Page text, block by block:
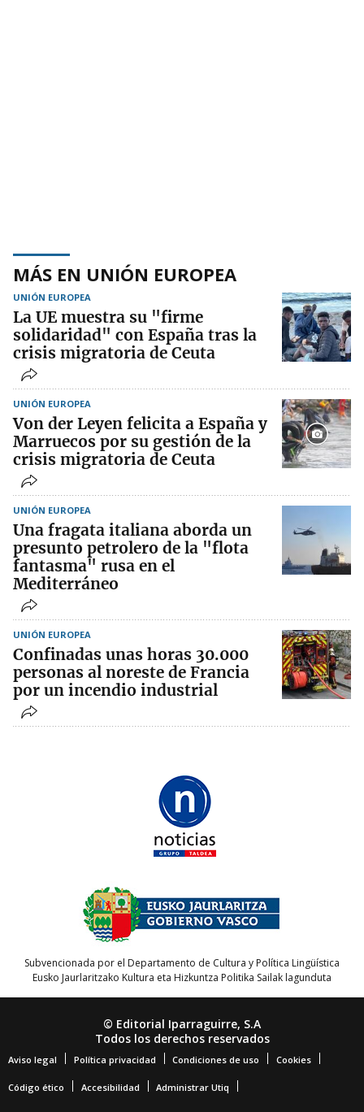
MÁS EN UNIÓN EUROPEA
UNIÓN EUROPEA
La UE muestra su "firme
solidaridad" con España tras la
crisis migratoria de Ceuta
UNIÓN EUROPEA
Von der Leyen felicita a España y
Marruecos por su gestión de la
crisis migratoria de Ceuta
UNIÓN EUROPEA
Una fragata italiana aborda un
presunto petrolero de la "flota
fantasma" rusa en el
Mediterráneo
UNIÓN EUROPEA
Confinadas unas horas 30.000
personas al noreste de Francia
por un incendio industrial
Subvencionada por el Departamento de Cultura y Política Lingüística
Eusko Jaurlaritzako Kultura eta Hizkuntza Politika Sailak lagunduta
© Editorial Iparraguirre, S.A
Todos los derechos reservados
Aviso legal Política privacidad Condiciones de uso Cookies
Código ético Accesibilidad Administrar Utiq